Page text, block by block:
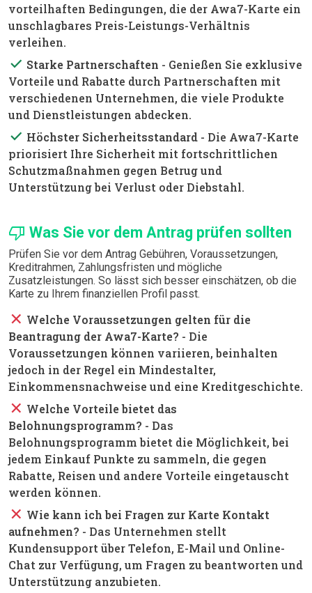
vorteilhaften Bedingungen, die der Awa7-Karte ein
unschlagbares Preis-Leistungs-Verhältnis
verleihen.
done Starke Partnerschaften - Genießen Sie exklusive
Vorteile und Rabatte durch Partnerschaften mit
verschiedenen Unternehmen, die viele Produkte
und Dienstleistungen abdecken.
done Höchster Sicherheitsstandard - Die Awa7-Karte
priorisiert Ihre Sicherheit mit fortschrittlichen
Schutzmaßnahmen gegen Betrug und
Unterstützung bei Verlust oder Diebstahl.
thumb_down Was Sie vor dem Antrag prüfen sollten
Prüfen Sie vor dem Antrag Gebühren, Voraussetzungen,
Kreditrahmen, Zahlungsfristen und mögliche
Zusatzleistungen. So lässt sich besser einschätzen, ob die
Karte zu Ihrem finanziellen Profil passt.
close Welche Voraussetzungen gelten für die
Beantragung der Awa7-Karte? - Die
Voraussetzungen können variieren, beinhalten
jedoch in der Regel ein Mindestalter,
Einkommensnachweise und eine Kreditgeschichte.
close Welche Vorteile bietet das
Belohnungsprogramm? - Das
Belohnungsprogramm bietet die Möglichkeit, bei
jedem Einkauf Punkte zu sammeln, die gegen
Rabatte, Reisen und andere Vorteile eingetauscht
werden können.
close Wie kann ich bei Fragen zur Karte Kontakt
aufnehmen? - Das Unternehmen stellt
Kundensupport über Telefon, E-Mail und Online-
Chat zur Verfügung, um Fragen zu beantworten und
Unterstützung anzubieten.